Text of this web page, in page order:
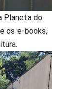
Planeta do
os e-books,